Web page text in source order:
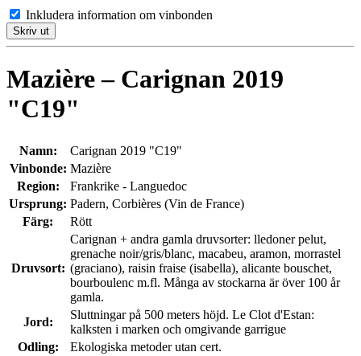
Inkludera information om vinbonden
Skriv ut
Mazière – Carignan 2019
"C19"
Namn:
Carignan 2019 "C19"
Vinbonde: Mazière
Region:
Frankrike - Languedoc
Ursprung: Padern, Corbières (Vin de France)
Färg:
Rött
Druvsort:
Carignan + andra gamla druvsorter: lledoner pelut,
grenache noir/gris/blanc, macabeu, aramon, morrastel
(graciano), raisin fraise (isabella), alicante bouschet,
bourboulenc m.fl. Många av stockarna är över 100 år
gamla.
Jord:
Sluttningar på 500 meters höjd. Le Clot d'Estan:
kalksten i marken och omgivande garrigue
Odling:
Ekologiska metoder utan cert.